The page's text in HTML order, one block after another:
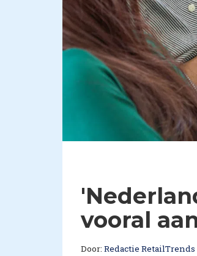
vooral
Door: Redactie RetailTrends